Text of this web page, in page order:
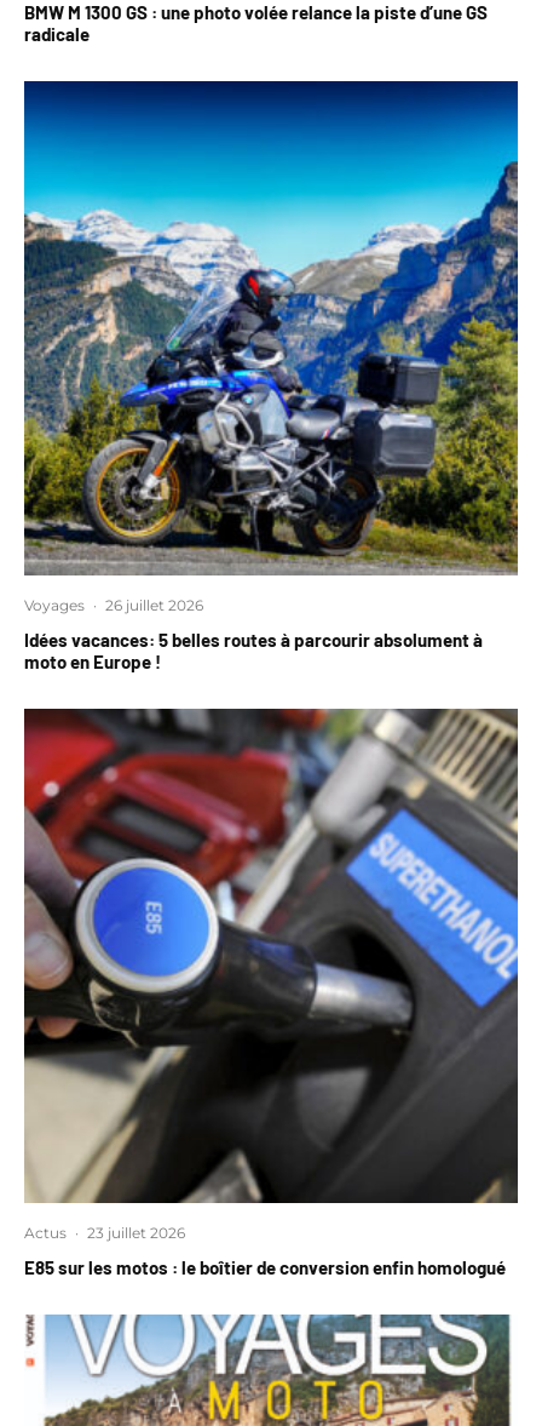
BMW M 1300 GS : une photo volée relance la piste d’une GS
radicale
Voyages · 26 juillet 2026
Idées vacances: 5 belles routes à parcourir absolument à
moto en Europe !
Actus · 23 juillet 2026
E85 sur les motos : le boîtier de conversion enfin homologué